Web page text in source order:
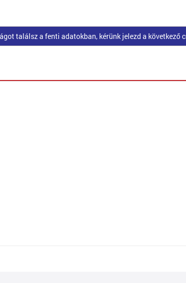
találsz a fenti adatokban, kérünk jelezd a következő